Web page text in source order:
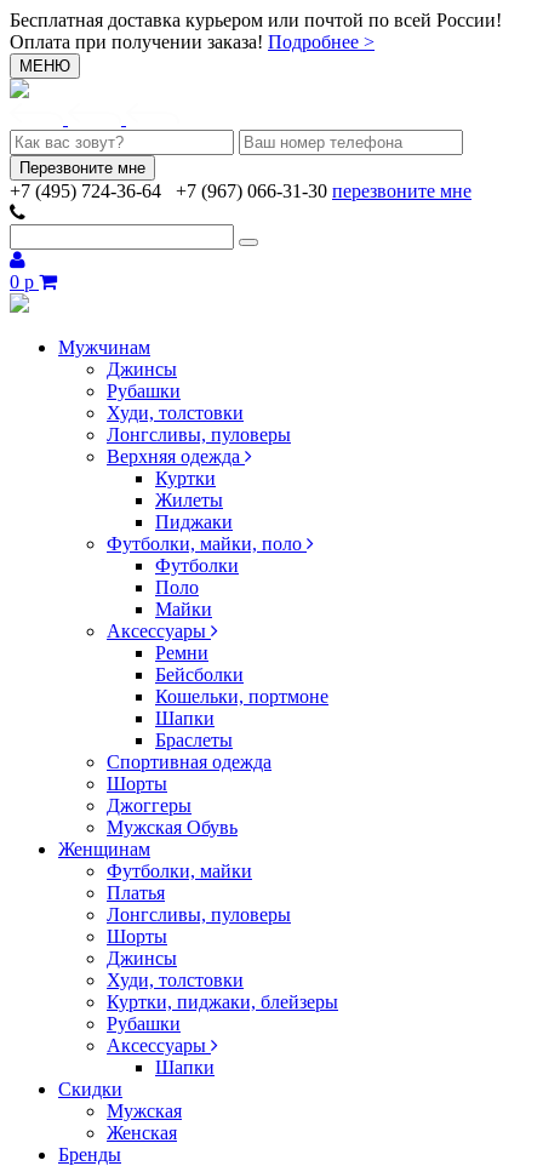
Бесплатная доставка курьером или почтой по всей России!
Оплата при получении заказа! Подробнее >
МЕНЮ
+7 (495) 724-36-64 +7 (967) 066-31-30 перезвоните мне
0 р
Мужчинам
Джинсы
Рубашки
Худи, толстовки
Лонгсливы, пуловеры
Верхняя одежда
Куртки
Жилеты
Пиджаки
Футболки, майки, поло
Футболки
Поло
Майки
Аксессуары
Ремни
Бейсболки
Кошельки, портмоне
Шапки
Браслеты
Спортивная одежда
Шорты
Джоггеры
Мужская Обувь
Женщинам
Футболки, майки
Платья
Лонгсливы, пуловеры
Шорты
Джинсы
Худи, толстовки
Куртки, пиджаки, блейзеры
Рубашки
Аксессуары
Шапки
Скидки
Мужская
Женская
Бренды